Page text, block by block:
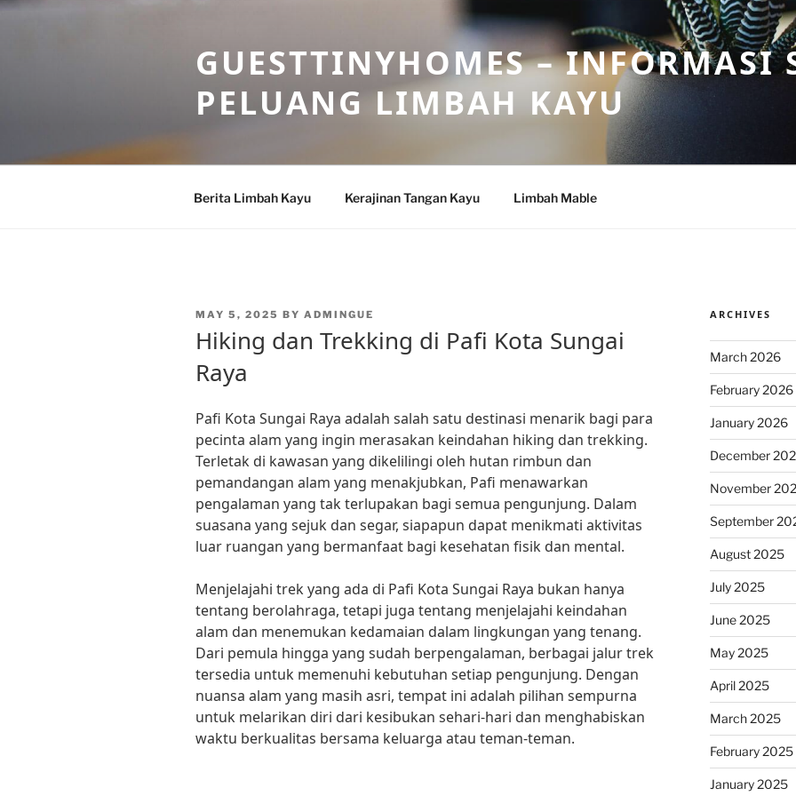
Skip
GUESTTINYHOMES – INFORMASI
PELUANG LIMBAH KAYU
Berita Limbah Kayu Kerajinan Tangan Kayu Limbah Mable
POSTED
MAY 5, 2025 BY ADMINGUE
Hiking dan Trekking di Pafi Kota Sungai
Raya
Pafi Kota Sungai Raya adalah salah satu destinasi menarik bagi para
pecinta alam yang ingin merasakan keindahan hiking dan trekking.
Terletak di kawasan yang dikelilingi oleh hutan rimbun dan
pemandangan alam yang menakjubkan, Pafi menawarkan
pengalaman yang tak terlupakan bagi semua pengunjung. Dalam
suasana yang sejuk dan segar, siapapun dapat menikmati aktivitas
luar ruangan yang bermanfaat bagi kesehatan fisik dan mental.
Menjelajahi trek yang ada di Pafi Kota Sungai Raya bukan hanya
tentang berolahraga, tetapi juga tentang menjelajahi keindahan
alam dan menemukan kedamaian dalam lingkungan yang tenang.
Dari pemula hingga yang sudah berpengalaman, berbagai jalur trek
tersedia untuk memenuhi kebutuhan setiap pengunjung. Dengan
nuansa alam yang masih asri, tempat ini adalah pilihan sempurna
untuk melarikan diri dari kesibukan sehari-hari dan menghabiskan
waktu berkualitas bersama keluarga atau teman-teman.
ARCHIVES
March 2026
February 2026
January 2026
December
November
September
August 2025
July 2025
June 2025
May 2025
April 2025
March 2025
February 2025
January 2025